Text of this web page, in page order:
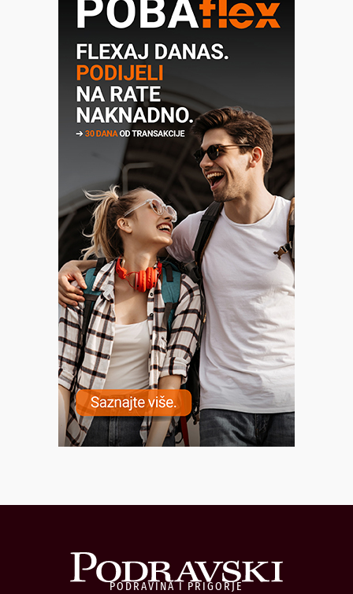
PODRAVINA I PRIGORJE